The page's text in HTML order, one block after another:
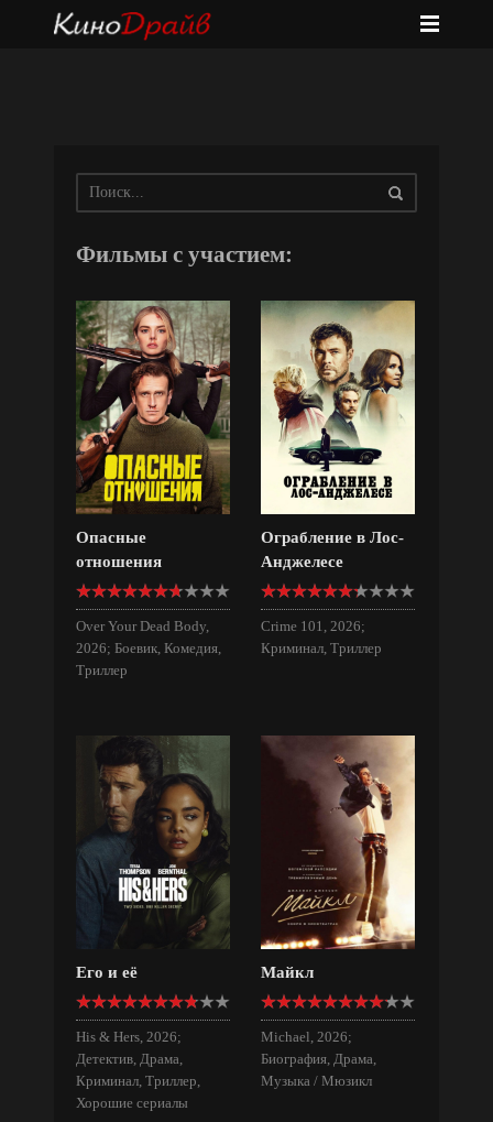
Фильмы с участием:
Опасные
отношения
Over Your Dead Body,
2026; Боевик, Комедия,
Триллер
Ограбление в Лос-
Анджелесе
Crime 101, 2026;
Криминал, Триллер
Его и её
His & Hers, 2026;
Детектив, Драма,
Криминал, Триллер,
Хорошие сериалы
Майкл
Michael, 2026;
Биография, Драма,
Музыка / Мюзикл